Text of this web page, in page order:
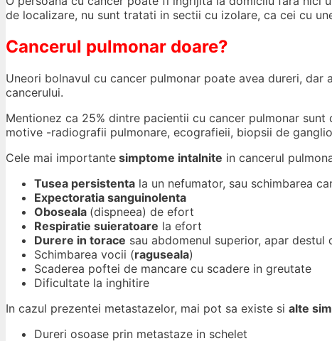
de localizare, nu sunt tratati in sectii cu izolare, ca cei cu
Cancerul pulmonar doare?
Uneori bolnavul cu cancer pulmonar poate avea dureri,
cancerului.
Mentionez ca 25% dintre pacientii cu cancer pulmonar
motive -radiografii pulmonare, ecografieii, biopsii de
Cele mai importante simptome intalnite in cancerul
Tusea persistenta la un nefumator, sau schimbarea
Expectoratia sanguinolenta
Oboseala (dispneea) de efort
Respiratie suieratoare la efort
Durere in torace sau abdomenul superior, apar destul
Schimbarea vocii (raguseala)
Scaderea poftei de mancare cu scadere in greutate
Dificultate la inghitire
In cazul prezentei metastazelor, mai pot sa existe si alte
Dureri osoase prin metastaze in schelet